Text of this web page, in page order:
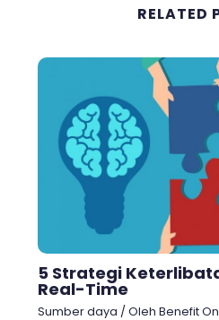
RELATED
5 Strategi
Real-Time
Sumber daya / Oleh Benefit